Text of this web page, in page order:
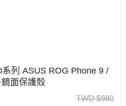
系列 ASUS ROG Phone 9 /
面保護殼
TWD $980